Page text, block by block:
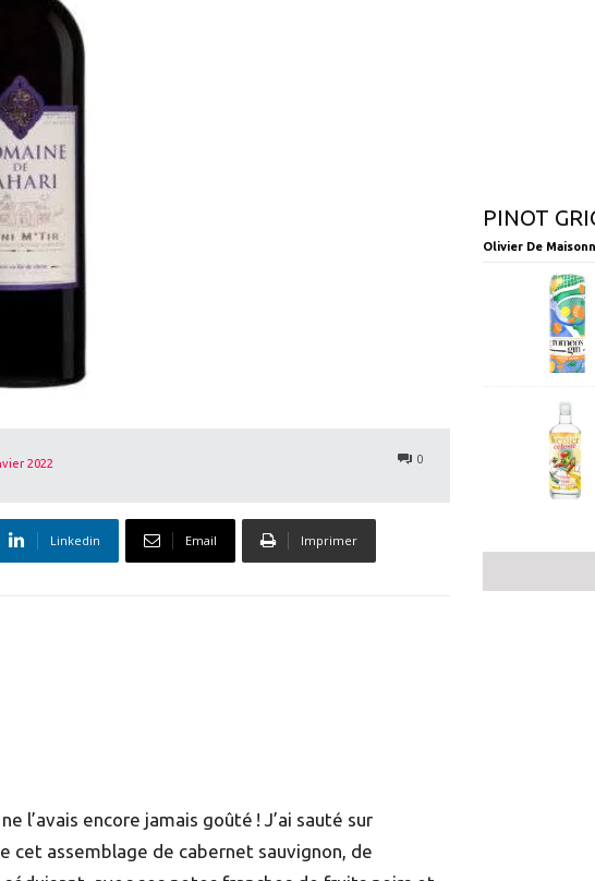
2022 0
Linkedin Email Imprimer
l’avais encore jamais goûté ! J’ai sauté sur
cet assemblage de cabernet sauvignon, de
PINOT
Olivier De